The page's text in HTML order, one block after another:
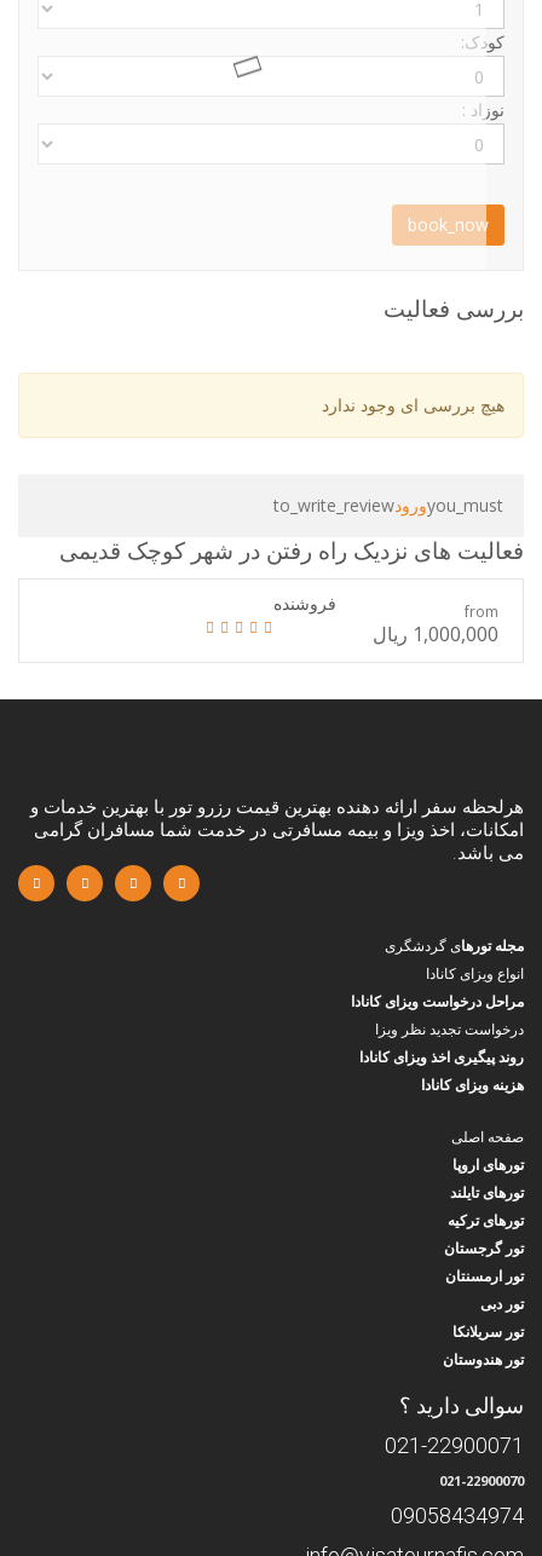
کودک:
نوزاد :
book_now
بررسی فعالیت
هیچ بررسی ای وجود ندارد
you_mustورودto_write_review
فعالیت های نزدیک راه رفتن در شهر کوچک قدیمی
فروشنده from
1,000,000 ریال
هرلحظه سفر ارائه دهنده بهترین قیمت رزرو تور با بهترین خدمات و
امکانات، اخذ ویزا و بیمه مسافرتی در خدمت شما مسافران گرامی
می باشد.
مجله تورهای گردشگری
انواع ویزای کانادا
مراحل درخواست ویزای کانادا
درخواست تجدید نظر ویزا
روند پیگیری اخذ ویزای کانادا
هزینه ویزای کانادا
صفحه اصلی
تورهای اروپا
تورهای تایلند
تورهای ترکیه
تور گرجستان
تور ارمسنتان
تور دبی
تور سریلانکا
تور هندوستان
سوالی دارید ؟
021-22900071
021-22900070
09058434974